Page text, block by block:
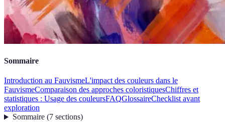
Sommaire
Introduction au FauvismeL'impact des couleurs dans le
FauvismeComparaison des approches coloristiquesChiffres et
statistiques : Usage des couleursFAQGlossaireChecklist avant
exploration
Sommaire(7 sections)